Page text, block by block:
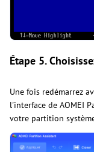
Étape 5.
Une fois redémarrez
l'interface de AOMEI
votre partition